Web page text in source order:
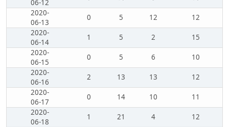
06-12
2020-
06-13
0 5 12
12
2020-
06-14
1 5 2
15
2020-
06-15
0 5 6
10
2020-
06-16
2 13 13
12
2020-
06-17
0 14 10
11
2020-
06-18
1 21 4
12